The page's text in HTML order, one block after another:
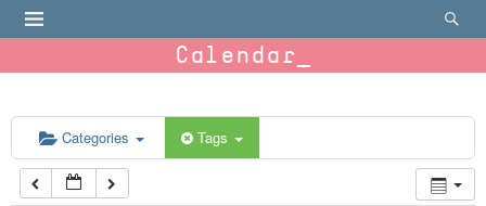
Calendar
Categories Tags
6:00 am
7:00 am